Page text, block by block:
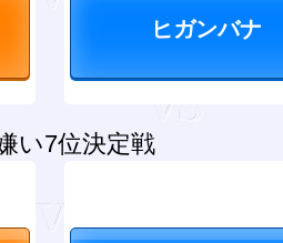
い7位決定戦